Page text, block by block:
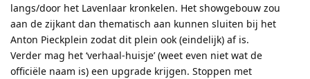
langs/door het Lavenlaar kronkelen. Het showgebouw zou
aan de zijkant dan thematisch aan kunnen sluiten bij het
Anton Pieckplein zodat dit plein ook (eindelijk) af is.
Verder mag het ‘verhaal-huisje’ (weet even niet wat de
officiële naam is) een upgrade krijgen. Stoppen met